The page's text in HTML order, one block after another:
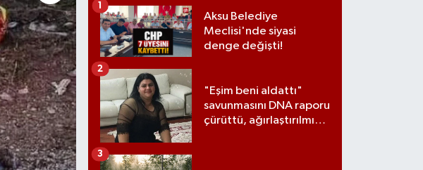
Aksu Belediye
Meclisi'nde siyasi
denge değişti!
1
"Eşim beni aldattı"
savunmasını DNA raporu
çürüttü, ağırlaştırılmış
2
3